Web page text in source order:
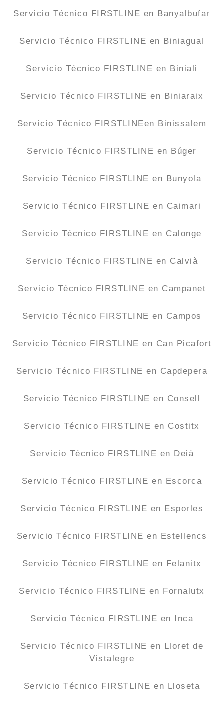
Servicio Técnico FIRSTLINE en Banyalbufar
Servicio Técnico FIRSTLINE en Biniagual
Servicio Técnico FIRSTLINE en Biniali
Servicio Técnico FIRSTLINE en Biniaraix
Servicio Técnico FIRSTLINEen Binissalem
Servicio Técnico FIRSTLINE en Búger
Servicio Técnico FIRSTLINE en Bunyola
Servicio Técnico FIRSTLINE en Caimari
Servicio Técnico FIRSTLINE en Calonge
Servicio Técnico FIRSTLINE en Calvià
Servicio Técnico FIRSTLINE en Campanet
Servicio Técnico FIRSTLINE en Campos
Servicio Técnico FIRSTLINE en Can Picafort
Servicio Técnico FIRSTLINE en Capdepera
Servicio Técnico FIRSTLINE en Consell
Servicio Técnico FIRSTLINE en Costitx
Servicio Técnico FIRSTLINE en Deià
Servicio Técnico FIRSTLINE en Escorca
Servicio Técnico FIRSTLINE en Esporles
Servicio Técnico FIRSTLINE en Estellencs
Servicio Técnico FIRSTLINE en Felanitx
Servicio Técnico FIRSTLINE en Fornalutx
Servicio Técnico FIRSTLINE en Inca
Servicio Técnico FIRSTLINE en Lloret de
Vistalegre
Servicio Técnico FIRSTLINE en Lloseta